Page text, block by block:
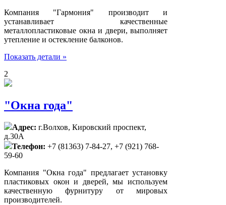
Компания "Гармония" производит и
устанавливает качественные
металлопластиковые окна и двери, выполняет
утепление и остекление балконов.
Показать детали »
2
"Окна года"
Адрес: г.Волхов, Кировский проспект,
д.30А
Телефон: +7 (81363) 7-84-27, +7 (921) 768-
59-60
Компания "Окна года" предлагает установку
пластиковых окон и дверей, мы используем
качественную фурнитуру от мировых
производителей.